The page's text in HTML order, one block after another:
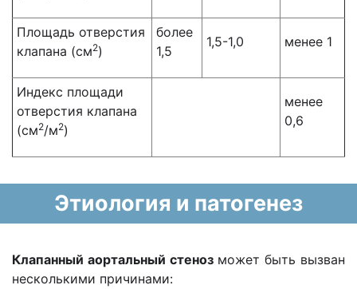
Площадь отверстия
клапана (см2)
более
1,5
1,5-1,0 менее 1
Индекс площади
отверстия клапана
(см2/м2)
менее
0,6
Этиология и патогенез
Клапанный аортальный стенозможет быть вызван
несколькими причинами: